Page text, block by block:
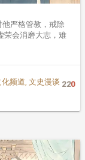
严格管教，戒除
荣会消磨大志，难
化频道,文史漫谈 220